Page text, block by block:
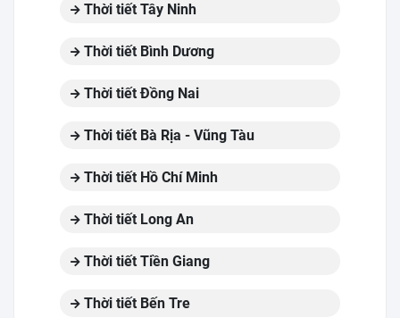
Thời tiết Tây Ninh
Thời tiết Bình Dương
Thời tiết Đồng Nai
Thời tiết Bà Rịa - Vũng Tàu
Thời tiết Hồ Chí Minh
Thời tiết Long An
Thời tiết Tiền Giang
Thời tiết Bến Tre